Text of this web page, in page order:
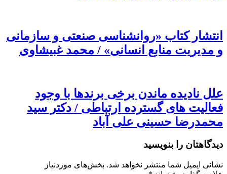
انتشار کتاب «روانشناسی صنعتی و سازمانی
و مدیریت منابع انسانی» / محمد غبیشاوی
علل نادیده ماندن برخی برندها با وجود
فعالیت های گسترده ارتباطی / دکتر سید
محمدرضا حسینی علی آباد
دیدگاهتان را بنویسید
نشانی ایمیل شما منتشر نخواهد شد. بخش‌های موردنیاز